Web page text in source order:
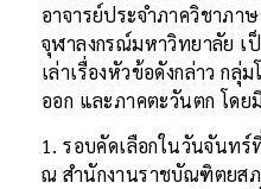
อาจารย์ประจำภาควิชาภา
จุฬาลงกรณ์มหาวิทยาลัย เ
เล่าเรื่องหัวข้อดังกล่าว กลุ่
ออก และภาคตะวันตก โดย
1. รอบคัดเลือกในวันจันท
ณ สำนักงานราชบัณฑิตยส